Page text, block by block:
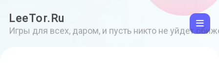
LeeTor.Ru
Игры для всех, даром, и пусть никто не уйдет